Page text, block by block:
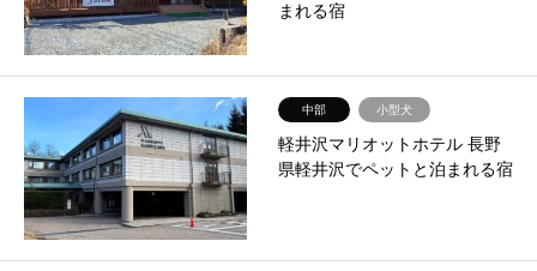
まれる宿
中部 小型犬
軽井沢マリオットホテル 長野
県軽井沢でペットと泊まれる宿